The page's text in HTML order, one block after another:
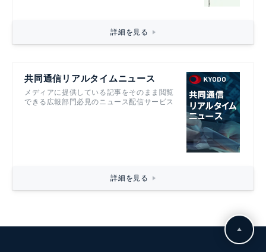
詳細を見る
共同通信リアルタイムニュース
メディアに提供している記事をそのまま閲覧
できる広報部門必見のニュース配信サービス
詳細を見る